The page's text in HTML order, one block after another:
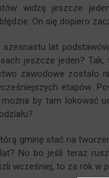
widzę jeszcze
On się dopiero
lat
jeszcze jeden?
zawodowe zostało
etapów.
można by tam lokować
gminę stać na
No bo jeśli teraz
wcześniej, to za rok w